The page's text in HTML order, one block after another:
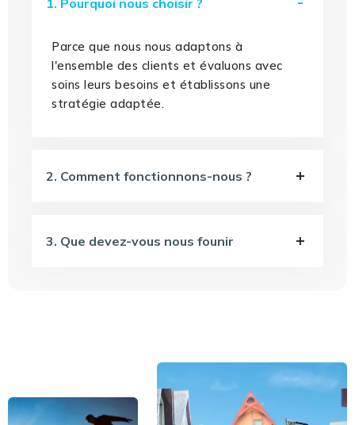
1. Pourquoi nous choisir ?
Parce que nous nous adaptons à
l'ensemble des clients et évaluons avec
soins leurs besoins et établissons une
stratégie adaptée.
2. Comment fonctionnons-nous ?
3. Que devez-vous nous founir